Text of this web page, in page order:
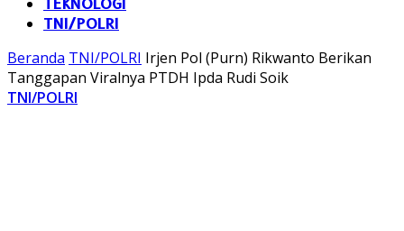
TEKNOLOGI
TNI/POLRI
Beranda TNI/POLRI Irjen Pol (Purn) Rikwanto Berikan
Tanggapan Viralnya PTDH Ipda Rudi Soik
TNI/POLRI